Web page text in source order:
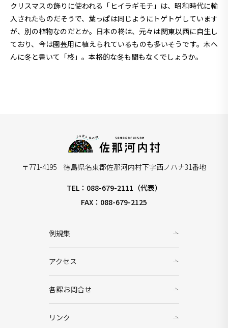
クリスマスの飾りに使われる「ヒイラギモチ」は、昭和時代に輸
入されたものだそうで、葉っぱは同じようにトゲトゲしています
が、別の植物なのだとか。日本の柊は、元々は関東以西に自生し
ており、今は園芸用に植えられているものも多いそうです。木へ
んに冬と書いて「柊」。本格的な冬も間もなくでしょうか。
〒771-4195 徳島県名東郡佐那河内村下字西ノハナ31番地
TEL：088-679-2111（代表）
FAX：088-679-2125
例規集
アクセス
各課お問合せ
リンク